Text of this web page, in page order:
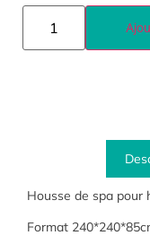
Housse de spa pour
Format